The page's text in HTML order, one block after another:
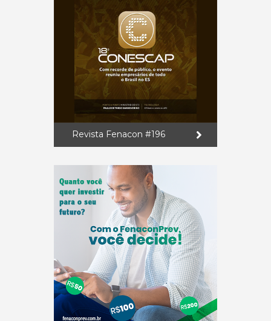
Revista Fenacon #196